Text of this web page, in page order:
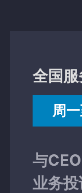
全国服
周
与
业务投